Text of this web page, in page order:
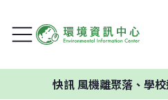
風機離聚落、學校過近